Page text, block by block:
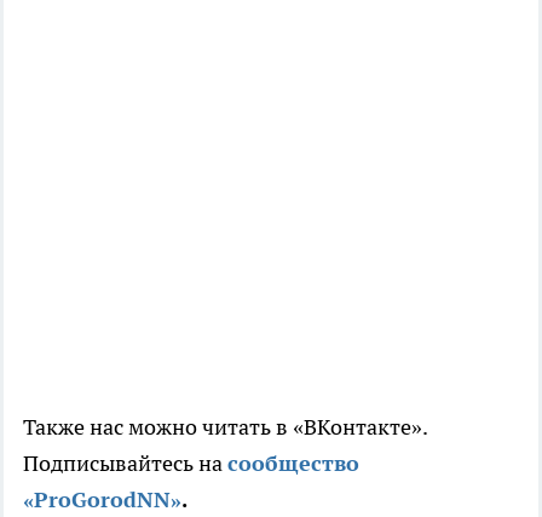
Также нас можно читать в «ВКонтакте».
Подписывайтесь насообщество
«ProGorodNN».